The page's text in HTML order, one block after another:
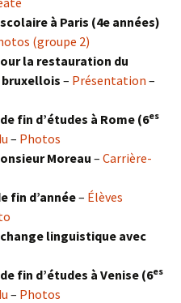
à Paris (4e années)
(groupe 2)
la restauration du
– Présentation –
fin d’études à Rome (6es
– Photos
Moreau – Carrière-
fin d’année– Élèves
linguistique avec
fin d’études à Venise (6es
– Photos